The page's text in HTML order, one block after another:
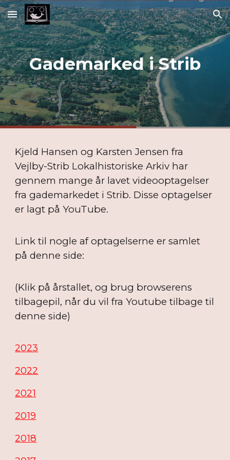
Skip to main content Skip to navigation
Gademarked i Strib
Kjeld Hansen og Karsten Jensen fra
Vejlby-Strib Lokalhistoriske Arkiv har
gennem mange år lavet videooptagelser
fra gademarkedet i Strib. Disse optagelser
er lagt på YouTube.
Link til nogle af optagelserne er samlet
på denne side:
(Klik på årstallet, og brug browserens
tilbagepil, når du vil fra Youtube tilbage til
denne side)
2023
2022
2021
2019
2018